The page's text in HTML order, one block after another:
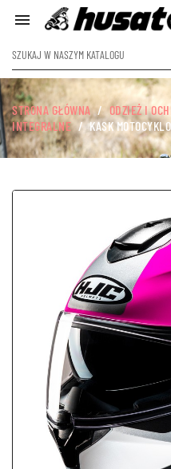

STRONA GŁÓWNA ODZIEŻ I
INTEGRALNE
KASK